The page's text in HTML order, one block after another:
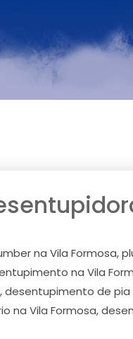
na Vila Formosa,
na Vila
de
na Vila Formosa,